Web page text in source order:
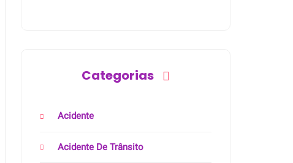
Categorias
Acidente
Acidente De Trânsito